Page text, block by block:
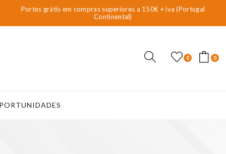
Portes grátis em compras superiores a 150€ + iva (Portugal
Continental)
0 0